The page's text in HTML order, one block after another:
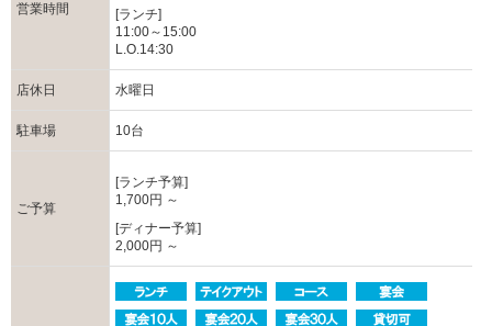
営業時間
[ランチ]
11:00～15:00
L.O.14:30
店休日 水曜日
駐車場 10台
ご予算
[ランチ予算]
1,700円 ～
[ディナー予算]
2,000円 ～